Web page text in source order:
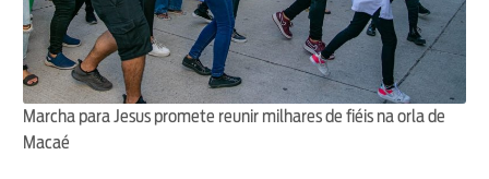
Marcha para Jesus promete reunir milhares de fiéis na orla de
Macaé